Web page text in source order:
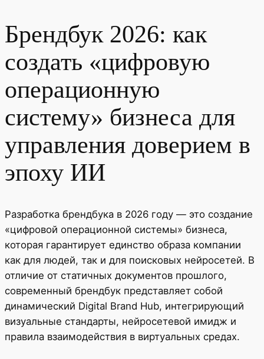
Брендбук 2026: как
создать «цифровую
операционную
систему» бизнеса для
управления доверием в
эпоху ИИ
Разработка брендбука в 2026 году — это создание
«цифровой операционной системы» бизнеса,
которая гарантирует единство образа компании
как для людей, так и для поисковых нейросетей. В
отличие от статичных документов прошлого,
современный брендбук представляет собой
динамический Digital Brand Hub, интегрирующий
визуальные стандарты, нейросетевой имидж и
правила взаимодействия в виртуальных средах.